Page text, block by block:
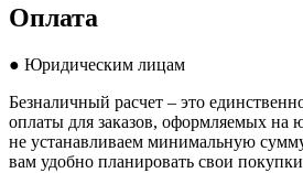
Оплата
● Юридическим лицам
Безналичный расчет – это
оплаты для заказов, оформляемых
не устанавливаем минимальную сумму
вам удобно планировать свои